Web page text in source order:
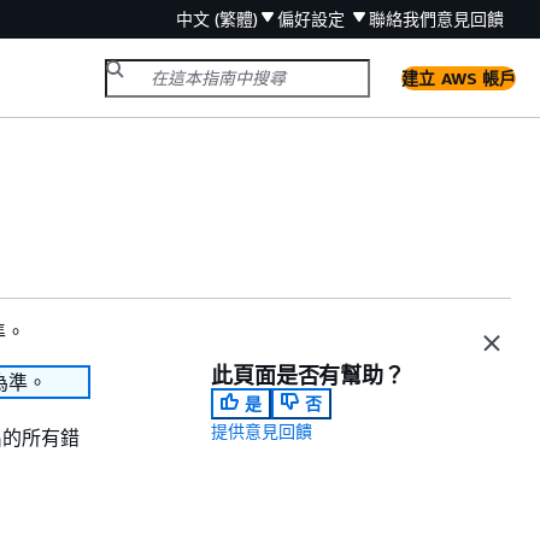
中文 (繁體) 偏好設定 聯絡我們意見回饋
建立 AWS 帳戶
。
所有錯
此頁面是否有幫助？
是
否
提供意見回饋